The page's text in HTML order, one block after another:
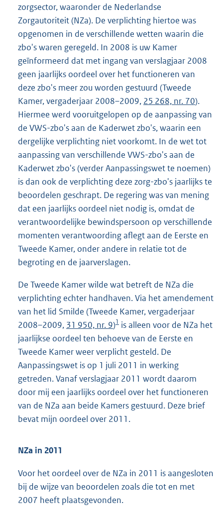
zorgsector, waaronder de Nederlandse
Zorgautoriteit (NZa). De verplichting hiertoe was
opgenomen in de verschillende wetten waarin die
zbo's waren geregeld. In 2008 is uw Kamer
geïnformeerd dat met ingang van verslagjaar 2008
geen jaarlijks oordeel over het functioneren van
deze zbo's meer zou worden gestuurd (Tweede
Kamer, vergaderjaar 2008–2009, 25 268, nr. 70).
Hiermee werd vooruitgelopen op de aanpassing van
de VWS-zbo's aan de Kaderwet zbo's, waarin een
dergelijke verplichting niet voorkomt. In de wet tot
aanpassing van verschillende VWS-zbo's aan de
Kaderwet zbo's (verder Aanpassingswet te noemen)
is dan ook de verplichting deze zorg-zbo's jaarlijks te
beoordelen geschrapt. De regering was van mening
dat een jaarlijks oordeel niet nodig is, omdat de
verantwoordelijke bewindspersoon op verschillende
momenten verantwoording aflegt aan de Eerste en
Tweede Kamer, onder andere in relatie tot de
begroting en de jaarverslagen.
De Tweede Kamer wilde wat betreft de NZa die
verplichting echter handhaven. Via het amendement
van het lid Smilde (Tweede Kamer, vergaderjaar
2008–2009, 31 950, nr. 9)1 is alleen voor de NZa het
jaarlijkse oordeel ten behoeve van de Eerste en
Tweede Kamer weer verplicht gesteld. De
Aanpassingswet is op 1 juli 2011 in werking
getreden. Vanaf verslagjaar 2011 wordt daarom
door mij een jaarlijks oordeel over het functioneren
van de NZa aan beide Kamers gestuurd. Deze brief
bevat mijn oordeel over 2011.
NZa in 2011
Voor het oordeel over de NZa in 2011 is aangesloten
bij de wijze van beoordelen zoals die tot en met
2007 heeft plaatsgevonden.